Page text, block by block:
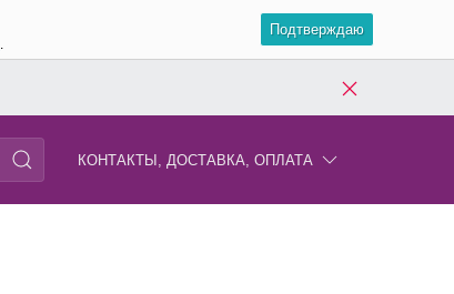
.
Подтверждаю
КОНТАКТЫ, ДОСТАВКА, ОПЛАТА